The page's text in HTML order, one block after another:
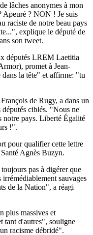
lâches anonymes à mon
Apeuré ? NON ! Je suis
raciste de notre beau pays
explique le député de
son tweet.
députés LREM Laetitia
promet à Jean-
la tête" et affirme: "tu
de Rugy, a dans un
ciblés. "Nous ne
notre pays. Liberté Égalité
!".
pour qualifier cette lettre
Agnès Buzyn.
pas à digérer que
sauvages
de la Nation", a réagi
plus massives et
tant d'autres", souligne
racisme débridé".